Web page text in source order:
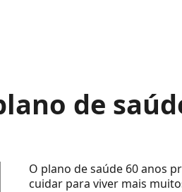
de
O plano de saúde 60 anos
cuidar para viver mais